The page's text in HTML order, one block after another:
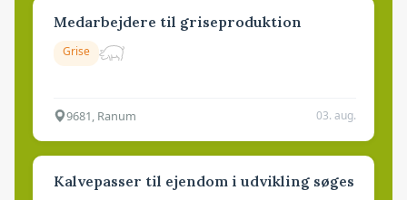
Medarbejdere til griseproduktion
Grise
9681, Ranum 03. aug.
Kalvepasser til ejendom i udvikling søges